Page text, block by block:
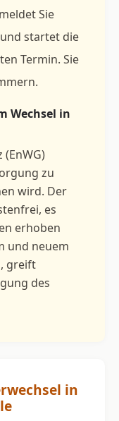
Sie
startet die
Termin. Sie
Wechsel in
zu
wird. Der
es
erhoben
und neuem
greift
des
in